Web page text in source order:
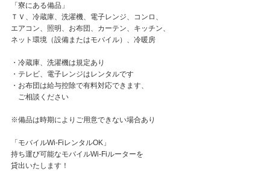
「寮にある備品」
ＴＶ、冷蔵庫、洗濯機、電子レンジ、コンロ、
エアコン、照明、お布団、カーテン、キッチン、
ネット環境（設備またはモバイル）、冷暖房
・冷蔵庫、洗濯機は規定あり
・テレビ、電子レンジはレンタルです
・お布団は給与控除で有料対応できます、
ご相談ください
※備品は時期によりご用意できない場合あり
「モバイルWi-FiレンタルOK」
持ち運び可能なモバイルWi-Fiルーターを
貸出いたします！